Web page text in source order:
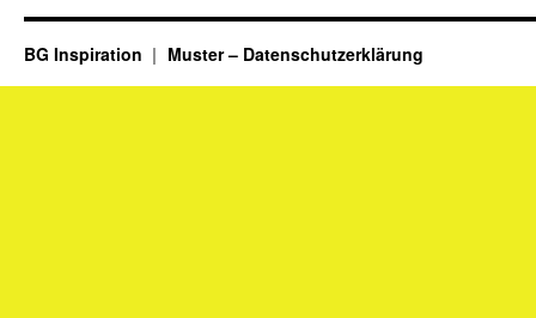
BG Inspiration Muster – Datenschutzerklärung